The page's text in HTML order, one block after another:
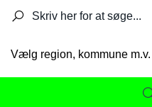
Vælg region, kommune m.v.